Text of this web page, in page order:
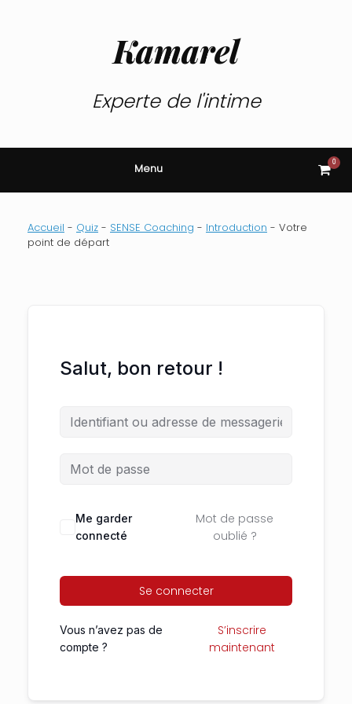
Kamarel
Experte de l'intime
Menu View
cart
0
Accueil - Quiz - SENSE Coaching - Introduction - Votre
point de départ
Salut, bon retour !
Me garder
connecté
Mot de passe
oublié ?
Se connecter
Vous n’avez pas de
compte ?
S’inscrire
maintenant